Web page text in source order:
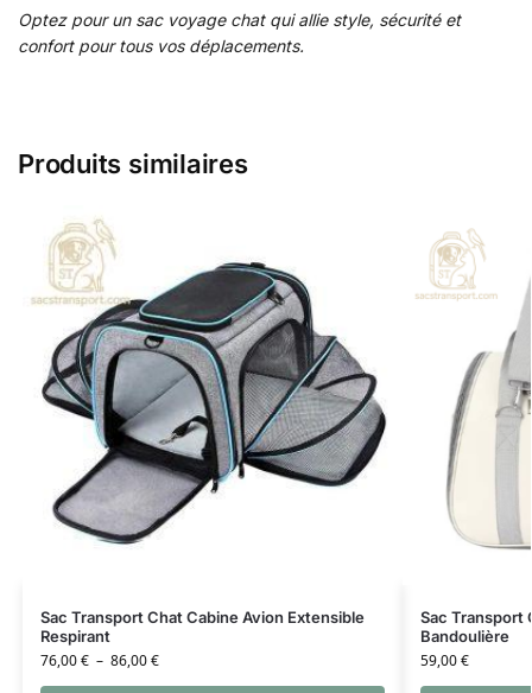
Optez pour un sac voyage chat qui allie style, sécurité et
confort pour tous vos déplacements.
Produits similaires
Sac Transport Chat Cabine Avion Extensible
Respirant
76,00€ – 86,00€
Sac Transport
Bandoulière
59,00€